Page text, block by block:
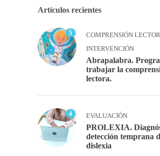
Artículos recientes
5 COMPRENSIÓN
INTERVENCIÓN
Abrapalabra.
trabajar la
lectora.
4 EVALUACIÓN
PROLEXIA.
detección temprana
dislexia